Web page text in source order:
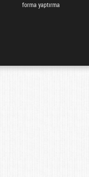
forma yaptırma